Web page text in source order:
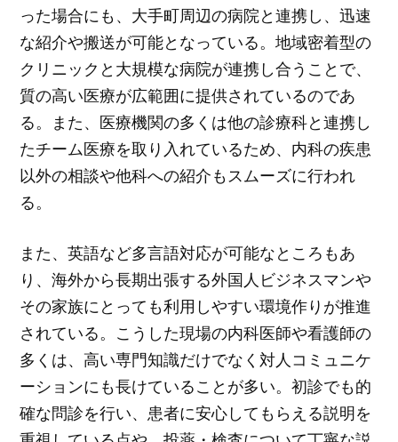
った場合にも、大手町周辺の病院と連携し、迅速
な紹介や搬送が可能となっている。地域密着型の
クリニックと大規模な病院が連携し合うことで、
質の高い医療が広範囲に提供されているのであ
る。また、医療機関の多くは他の診療科と連携し
たチーム医療を取り入れているため、内科の疾患
以外の相談や他科への紹介もスムーズに行われ
る。
また、英語など多言語対応が可能なところもあ
り、海外から長期出張する外国人ビジネスマンや
その家族にとっても利用しやすい環境作りが推進
されている。こうした現場の内科医師や看護師の
多くは、高い専門知識だけでなく対人コミュニケ
ーションにも長けていることが多い。初診でも的
確な問診を行い、患者に安心してもらえる説明を